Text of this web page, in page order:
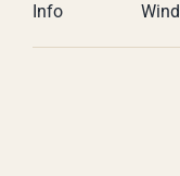
Info Wind